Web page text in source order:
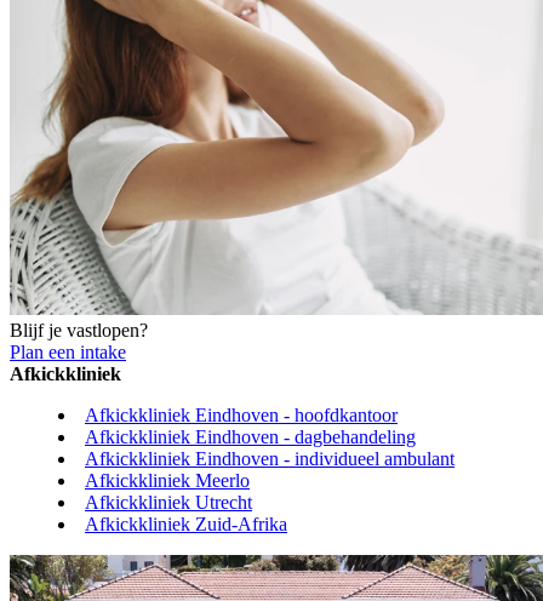
Blijf je vastlopen?
Plan een intake
Afkickkliniek
Afkickkliniek Eindhoven - hoofdkantoor
Afkickkliniek Eindhoven - dagbehandeling
Afkickkliniek Eindhoven - individueel ambulant
Afkickkliniek Meerlo
Afkickkliniek Utrecht
Afkickkliniek Zuid-Afrika